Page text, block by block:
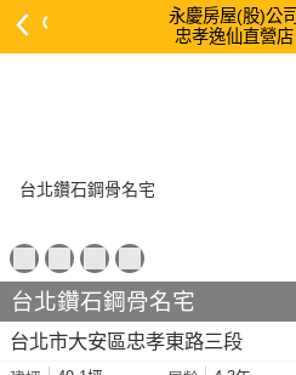
永慶房屋(股)公司
忠孝逸仙直營店
台北鑽石鋼骨名宅
台北市大安區忠孝東路三段